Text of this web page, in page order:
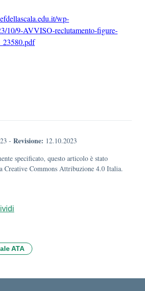
wp-
10/9-AVVISO-reclutamento-figure-
- Revisione: 12.10.2023
specificato, questo articolo è stato
Creative Commons Attribuzione 4.0 Italia.
ATA